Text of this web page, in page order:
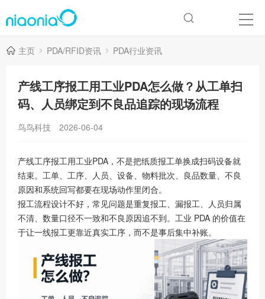
主页 PDA/RFID资讯 PDA行业资讯
产线工序报工用工业PDA怎么做？从工单扫
码、人员绑定到不良品追踪的现场流程
鸟鸟科技 2026-06-04
产线工序报工用工业PDA，不是把纸质报工单换成扫码设备就
结束。工单、工序、人员、设备、物料批次、良品数量、不良
原因和系统回写都要在现场动作里闭合。
报工流程设计不好，常见问题是重复报工、漏报工、人员归属
不清、数量口径不一致和不良原因追不到。工业 PDA 的价值在
于让一线报工更靠近真实工序，而不是事后集中补账。